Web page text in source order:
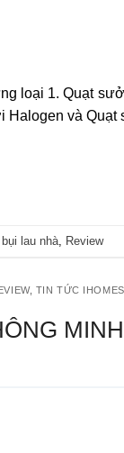
loại 1. Quạt
và
lau nhà Review
, TIN TỨC